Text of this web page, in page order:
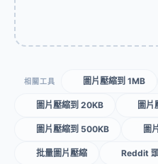
相關工具 圖片壓縮到 1MB
圖片壓縮到 20KB 圖片
圖片壓縮到 500KB 圖
批量圖片壓縮 Reddit